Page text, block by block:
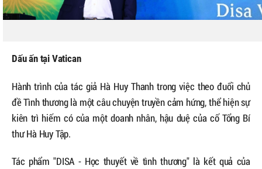
Dấu ấn tại Vatican
Hành trình của tác giả Hà Huy Thanh trong việc theo đuổi chủ
đề Tình thương là một câu chuyện truyền cảm hứng, thể hiện sự
kiên trì hiếm có của một doanh nhân, hậu duệ của cố Tổng Bí
thư Hà Huy Tập.
Tác phẩm "DISA - Học thuyết về tình thương" là kết quả của